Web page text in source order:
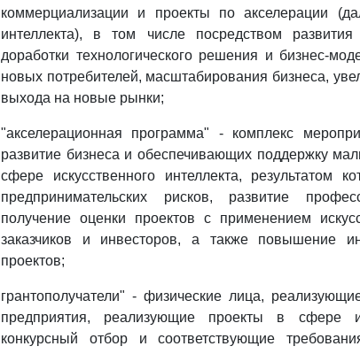
коммерциализации и проекты по акселерации
интеллекта), в том числе посредством
доработки технологического решения и бизнес-
новых потребителей, масштабирования бизнеса,
выхода на новые рынки;
"акселерационная программа" - комплекс
развитие бизнеса и обеспечивающих поддержку
сфере искусственного интеллекта, результатом
предпринимательских рисков, развитие
получение оценки проектов с применением
заказчиков и инвесторов, а также повышение
проектов;
грантополучатели" - физические лица,
предприятия, реализующие проекты в сфере
конкурсный отбор и соответствующие